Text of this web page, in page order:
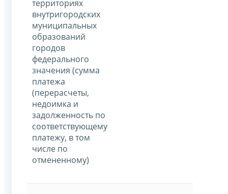
территориях
внутригородских
муниципальных
образований
городов
федерального
значения (сумма
платежа
(перерасчеты,
недоимка и
задолженность по
соответствующему
платежу, в том
числе по
отмененному)